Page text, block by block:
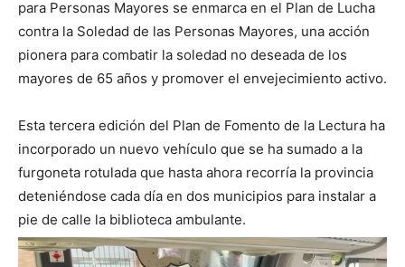
para Personas Mayores se enmarca en el Plan de Lucha
contra la Soledad de las Personas Mayores, una acción
pionera para combatir la soledad no deseada de los
mayores de 65 años y promover el envejecimiento activo.
Esta tercera edición del Plan de Fomento de la Lectura ha
incorporado un nuevo vehículo que se ha sumado a la
furgoneta rotulada que hasta ahora recorría la provincia
deteniéndose cada día en dos municipios para instalar a
pie de calle la biblioteca ambulante.